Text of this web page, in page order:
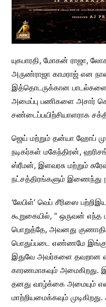
யுகபாரதி, மோகன் ராஜா,
அருண்ராஜா காமராஜ் என
இத்தொடருக்கான பாடல்களை
அமைப்பு பணிகளை அசார்
சண்டைப்பயிற்சியாளராக
ஜெய் மற்றும் தன்யா ஹோப்
நடிகர்கள் மகேந்திரன்,
ஸ்ரீமன், இளவரசு மற்றும்
நட்சத்திரங்களும் இணைந்து
‘லேபிள்’ வெப் சீரிஸை
கூறுகையில், ” ஒருவன்
பொறுத்தே, அவனது
பொதுப்படை எண்ணமே இங்கு
இதுவே அவர்களை தவறான
காரணமாகவும் அமைகிறது.
தனது வாழ்க்கை அமையும்
மாற்றியமைக்கவும்